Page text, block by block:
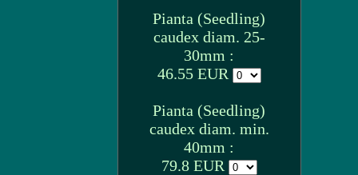
Pianta (Seedling)
caudex diam. 25-
30mm :
46.55 EUR
Pianta (Seedling)
caudex diam. min.
40mm :
79.8 EUR